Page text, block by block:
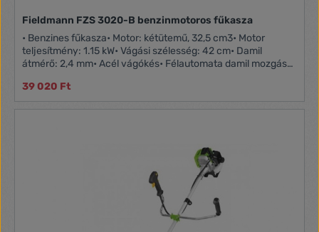
Fieldmann FZS 3020-B benzinmotoros fűkasza
• Benzines fűkasza• Motor: kétütemű, 32,5 cm3• Motor
teljesítmény: 1.15 kW• Vágási szélesség: 42 cm• Damil
átmérő: 2,4 mm• Acél vágókés• Félautomata damil mozgás•
kgAjánlott gyári kiegészítők:• FZS 9016 Alap damil orsó• FZS
9013 Félautomata damil orsó• FZS 9014 Twist&Go damil
39 020 Ft